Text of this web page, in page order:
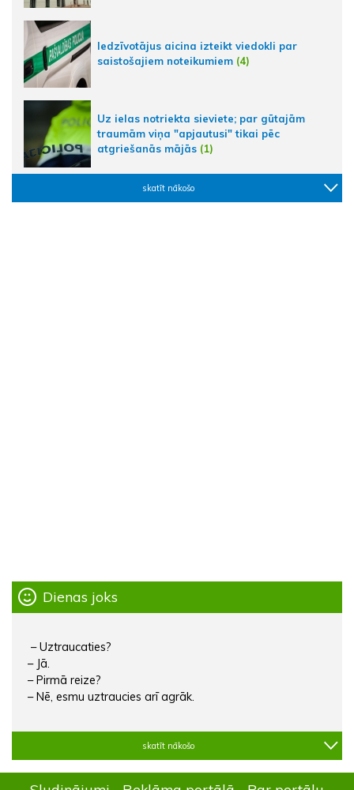
Iedzīvotājus aicina izteikt viedokli par
saistošajiem noteikumiem (4)
Uz ielas notriekta sieviete; par gūtajām
traumām viņa "apjautusi" tikai pēc
atgriešanās mājās (1)
skatīt nākošo
Dienas joks
– Uztraucaties?
– Jā.
– Pirmā reize?
– Nē, esmu uztraucies arī agrāk.
skatīt nākošo